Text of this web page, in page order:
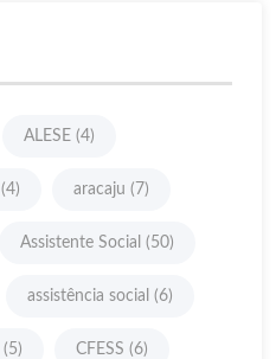
ALESE (4)
(4) aracaju (7)
Assistente Social (50)
assistência social (6)
(5) CFESS (6)